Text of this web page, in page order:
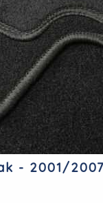
- 2001/